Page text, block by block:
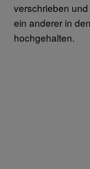
verschrieben
ein anderer in
hochgehalten.